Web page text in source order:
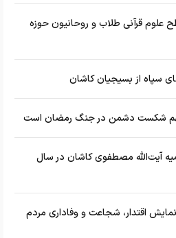
علوم قرآنی طلاب و روحانیون حوزه
سپاه از بسیجیان کاشان
مهم شکست دشمن در جنگ رمضان است
آیت‌الله مصطفوی کاشان در سال
اقتدار، شجاعت و وفاداری مردم